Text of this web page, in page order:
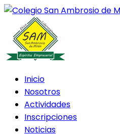
Inicio
Nosotros
Actividades
Inscripciones
Noticias